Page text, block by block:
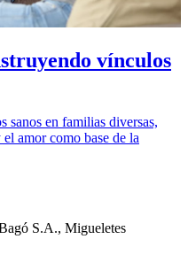
vínculos
sanos en familias diversas,
amor como base de la
S.A., Migueletes